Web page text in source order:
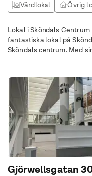
Vårdlokal Övrig
Lokal i Sköndals Centrum Upptäck möjligheterna med denna
fantastiska lokal på
Sköndals centrum. Med sina 314 kvm erbjuder denna lokal en
och flexibel yta som kan
Gjörwellsgatan 30